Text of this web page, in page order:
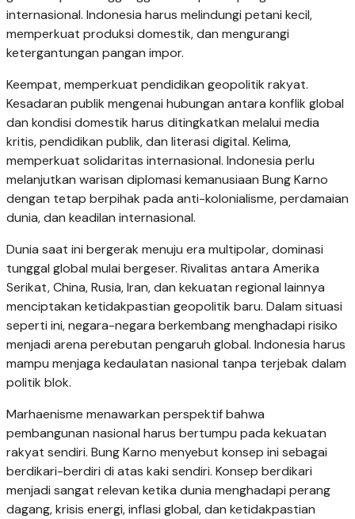
internasional. Indonesia harus melindungi petani kecil,
memperkuat produksi domestik, dan mengurangi
ketergantungan pangan impor.
Keempat, memperkuat pendidikan geopolitik rakyat.
Kesadaran publik mengenai hubungan antara konflik global
dan kondisi domestik harus ditingkatkan melalui media
kritis, pendidikan publik, dan literasi digital. Kelima,
memperkuat solidaritas internasional. Indonesia perlu
melanjutkan warisan diplomasi kemanusiaan Bung Karno
dengan tetap berpihak pada anti-kolonialisme, perdamaian
dunia, dan keadilan internasional.
Dunia saat ini bergerak menuju era multipolar, dominasi
tunggal global mulai bergeser. Rivalitas antara Amerika
Serikat, China, Rusia, Iran, dan kekuatan regional lainnya
menciptakan ketidakpastian geopolitik baru. Dalam situasi
seperti ini, negara-negara berkembang menghadapi risiko
menjadi arena perebutan pengaruh global. Indonesia harus
mampu menjaga kedaulatan nasional tanpa terjebak dalam
politik blok.
Marhaenisme menawarkan perspektif bahwa
pembangunan nasional harus bertumpu pada kekuatan
rakyat sendiri. Bung Karno menyebut konsep ini sebagai
berdikari-berdiri di atas kaki sendiri. Konsep berdikari
menjadi sangat relevan ketika dunia menghadapi perang
dagang, krisis energi, inflasi global, dan ketidakpastian